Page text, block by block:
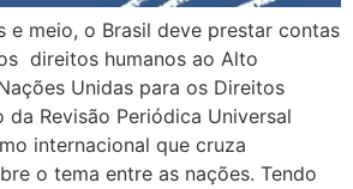
e meio, o Brasil deve prestar contas
direitos humanos ao Alto
Unidas para os Direitos
da Revisão Periódica Universal
internacional que cruza
o tema entre as nações. Tendo